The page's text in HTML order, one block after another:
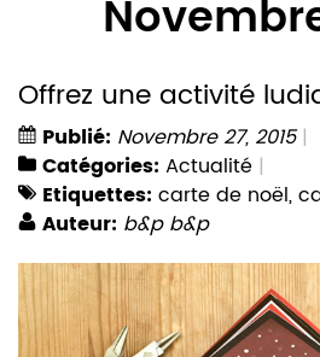
Offrez une activité
Publié: Novembre 27, 2015
Catégories: Actualité
Etiquettes: carte de noël,
Auteur: b&p b&p